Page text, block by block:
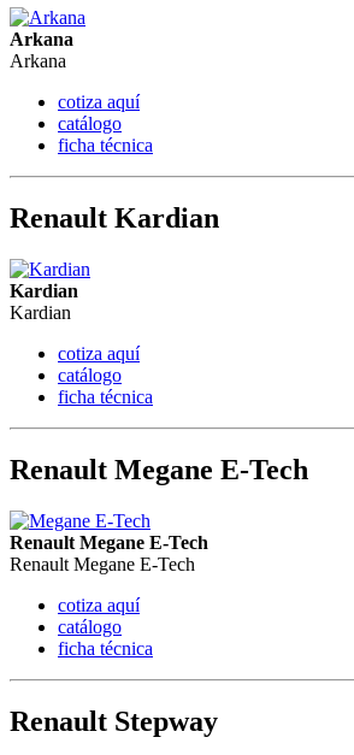
Arkana
Arkana
cotiza aquí
catálogo
ficha técnica
Renault Kardian
Kardian
Kardian
cotiza aquí
catálogo
ficha técnica
Renault Megane E-Tech
Renault Megane E-Tech
Renault Megane E-Tech
cotiza aquí
catálogo
ficha técnica
Renault Stepway